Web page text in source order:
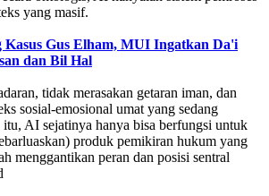
yang masif.
Kasus Gus Elham, MUI Ingatkan Da'i
dan Bil Hal
tidak merasakan getaran iman, dan
sosial-emosional umat yang sedang
AI sejatinya hanya bisa berfungsi untuk
produk pemikiran hukum yang
menggantikan peran dan posisi sentral